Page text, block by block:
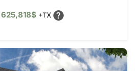
625,818$ +TX